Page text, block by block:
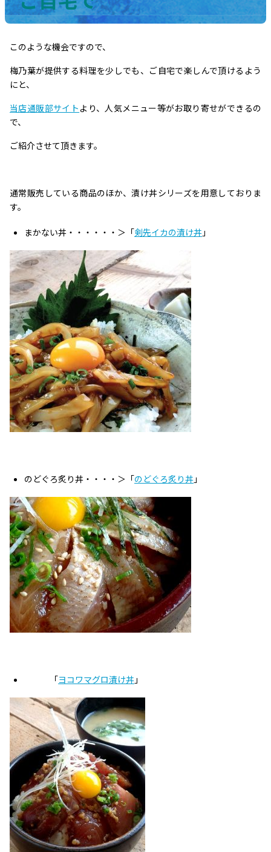
このような機会ですので、
梅乃葉が提供する料理を少しでも、ご自宅で楽しんで頂けるよう
にと、
当店通販部サイト より、人気メニュー等がお取り寄せができるの
で、
ご紹介させて頂きます。
通常販売している商品のほか、漬け丼シリーズを用意しておりま
す。
まかない丼・・・・・・＞「剣先イカの漬け丼 」
のどぐろ炙り丼・・・・＞「のどぐろ炙り丼 」
「ヨコワマグロ漬け丼 」